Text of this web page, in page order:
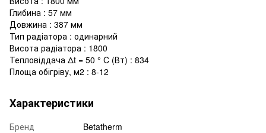
Глибина : 57 мм
Довжина : 387 мм
Тип радіатора : одинарний
Висота радіатора : 1800
Тепловіддача Δt = 50 ° C (Вт) : 834
Площа обігріву, м2 : 8-12
Характеристики
Бренд
Betatherm